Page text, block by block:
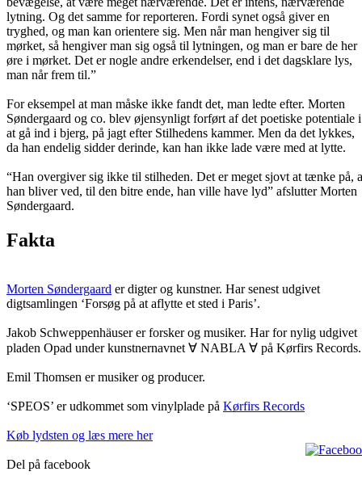
lytning. Og det samme for reporteren. Fordi synet også giver en
tryghed, og man kan orientere sig. Men når man hengiver sig til
mørket, så hengiver man sig også til lytningen, og man er bare de her
øre i mørket. Det er nogle andre erkendelser, end i det dagsklare lys,
man når frem til.”
For eksempel at man måske ikke fandt det, man ledte efter. Morten
Søndergaard og co. blev øjensynligt forført af det poetiske potentiale i
at gå ind i bjerg, på jagt efter Stilhedens kammer. Men da det lykkes,
da han endelig sidder derinde, kan han ikke lade være med at lytte.
“Han overgiver sig ikke til stilheden. Det er meget sjovt at tænke på,
han bliver ved, til den bitre ende, han ville have lyd” afslutter Morten
Søndergaard.
Fakta
Morten Søndergaard er digter og kunstner. Har senest udgivet
digtsamlingen ‘Forsøg på at aflytte et sted i Paris’.
Jakob Schweppenhäuser er forsker og musiker. Har for nylig udgivet
pladen Opad under kunstnernavnet ∀ NABLA ∀ på Kørfirs Records.
Emil Thomsen er musiker og producer.
‘SPEOS’ er udkommet som vinylplade på Kørfirs Records
Køb lydsten og læs mere her
Del på facebook